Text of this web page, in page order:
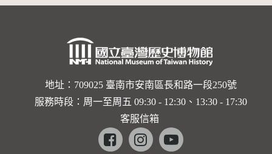
地址：709025 臺南市安南區長和路一段250號
服務時段：周一至周五 09:30 - 12:30、13:30 - 17:30
客服信箱
Facebookinstagramyoutube